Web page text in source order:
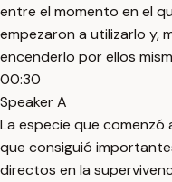
entre el momento en el
empezaron a utilizarlo y,
encenderlo por ellos
00:30
Speaker A
La especie que comenzó
que consiguió
directos en la